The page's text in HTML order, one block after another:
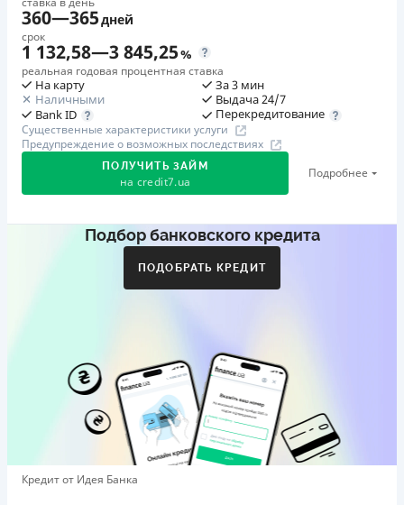
360—365дней
срок
1 132,58—3 845,25%
реальная годовая процентная ставка
На карту
Наличными
Bank ID
За 3 мин
Выдача 24/7
Перекредитование
Существенные характеристики услуги
Предупреждение о возможных последствиях
ПОЛУЧИТЬ ЗАЙМ
на credit7.ua
Подробнее
Акция: «Кешбэк за друга»
друг регистрируется и получает первый кредит (от
Бронзовый призер FinAwards 2026 «Лучшая программа
лояльности»
Первый займ
от 0,01%/день до 30 000 ₴
Повторный займ
Подбор банковского кредита
ПОДОБРАТЬ КРЕДИТ
Кредит от Идея Банка